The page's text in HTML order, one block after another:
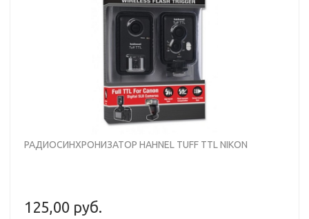
РАДИОСИНХРОНИЗАТОР HAHNEL TUFF TTL NIKON
125,00 руб.